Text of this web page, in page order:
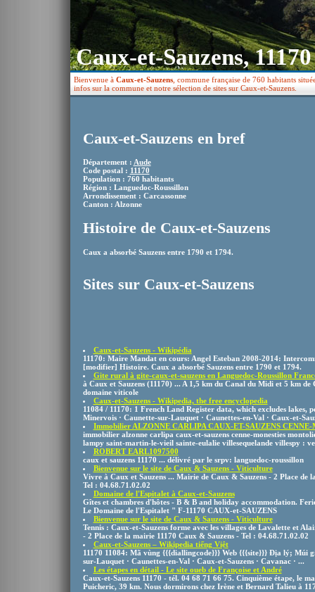
Caux-et-Sauzens, 11170
Bienvenue à Caux-et-Sauzens , commune française de 760 habitants
infos sur la commune et notre sélection de sites sur Caux-et-Sauzens.
Caux-et-Sauzens en bref
Département : Aude
Code postal : 11170
Population : 760 habitants
Région : Languedoc-Roussillon
Arrondissement : Carcassonne
Canton : Alzonne
Histoire de Caux-et-Sauzens
Caux a absorbé Sauzens entre 1790 et 1794.
Sites sur Caux-et-Sauzens
Caux-et-Sauzens - Wikipédia
11170: Maire Mandat en cours: Angel Esteban 2008-2014:
[modifier] Histoire. Caux a absorbé Sauzens entre 1790 et 1794.
Gite rural à gite-caux-et-sauzens en Languedoc-Roussillon
à Caux et Sauzens (11170) ... A 1,5 km du Canal du Midi et 5 km de
domaine viticole
Caux-et-Sauzens - Wikipedia, the free encyclopedia
11084 / 11170: 1 French Land Register data, which excludes lakes,
Minervois · Caunette-sur-Lauquet · Caunettes-en-Val · Caux-et-
Immobilier ALZONNE CARLIPA CAUX-ET-SAUZENS
immobilier alzonne carlipa caux-et-sauzens cenne-monesties
lampy saint-martin-le-vieil sainte-eulalie villesequelande villespy :
ROBERT EARL1097500
caux et sauzens 11170 ... délivré par le srpv: languedoc-roussillon
Bienvenue sur le site de Caux & Sauzens - Viticulture
Vivre à Caux et Sauzens ... Mairie de Caux & Sauzens - 2 Place de
Tel : 04.68.71.02.02
Domaine de l'Espitalet à Caux-et-Sauzens
Gîtes et chambres d'hôtes - B & B and holiday accommodation.
Le Domaine de l'Espitalet " F-11170 CAUX-et-SAUZENS
Bienvenue sur le site de Caux & Sauzens - Viticulture
Tennis : Caux-et-Sauzens forme avec les villages de Lavalette et
- 2 Place de la mairie 11170 Caux & Sauzens - Tel : 04.68.71.02.02
Caux-et-Sauzens – Wikipedia tiếng Việt
11170 11084: Mã vùng {{{diallingcode}}} Web {{{site}}} Địa lý; Múi
sur-Lauquet · Caunettes-en-Val · Caux-et-Sauzens · Cavanac · ...
Les étapes en détail - Le site oueb de Françoise et André
Caux-et-Sauzens 11170 - tél. 04 68 71 66 75. Cinquième étape, le
Puicheric, 39 km. Nous dormirons chez Irène et Bernard Talieu à